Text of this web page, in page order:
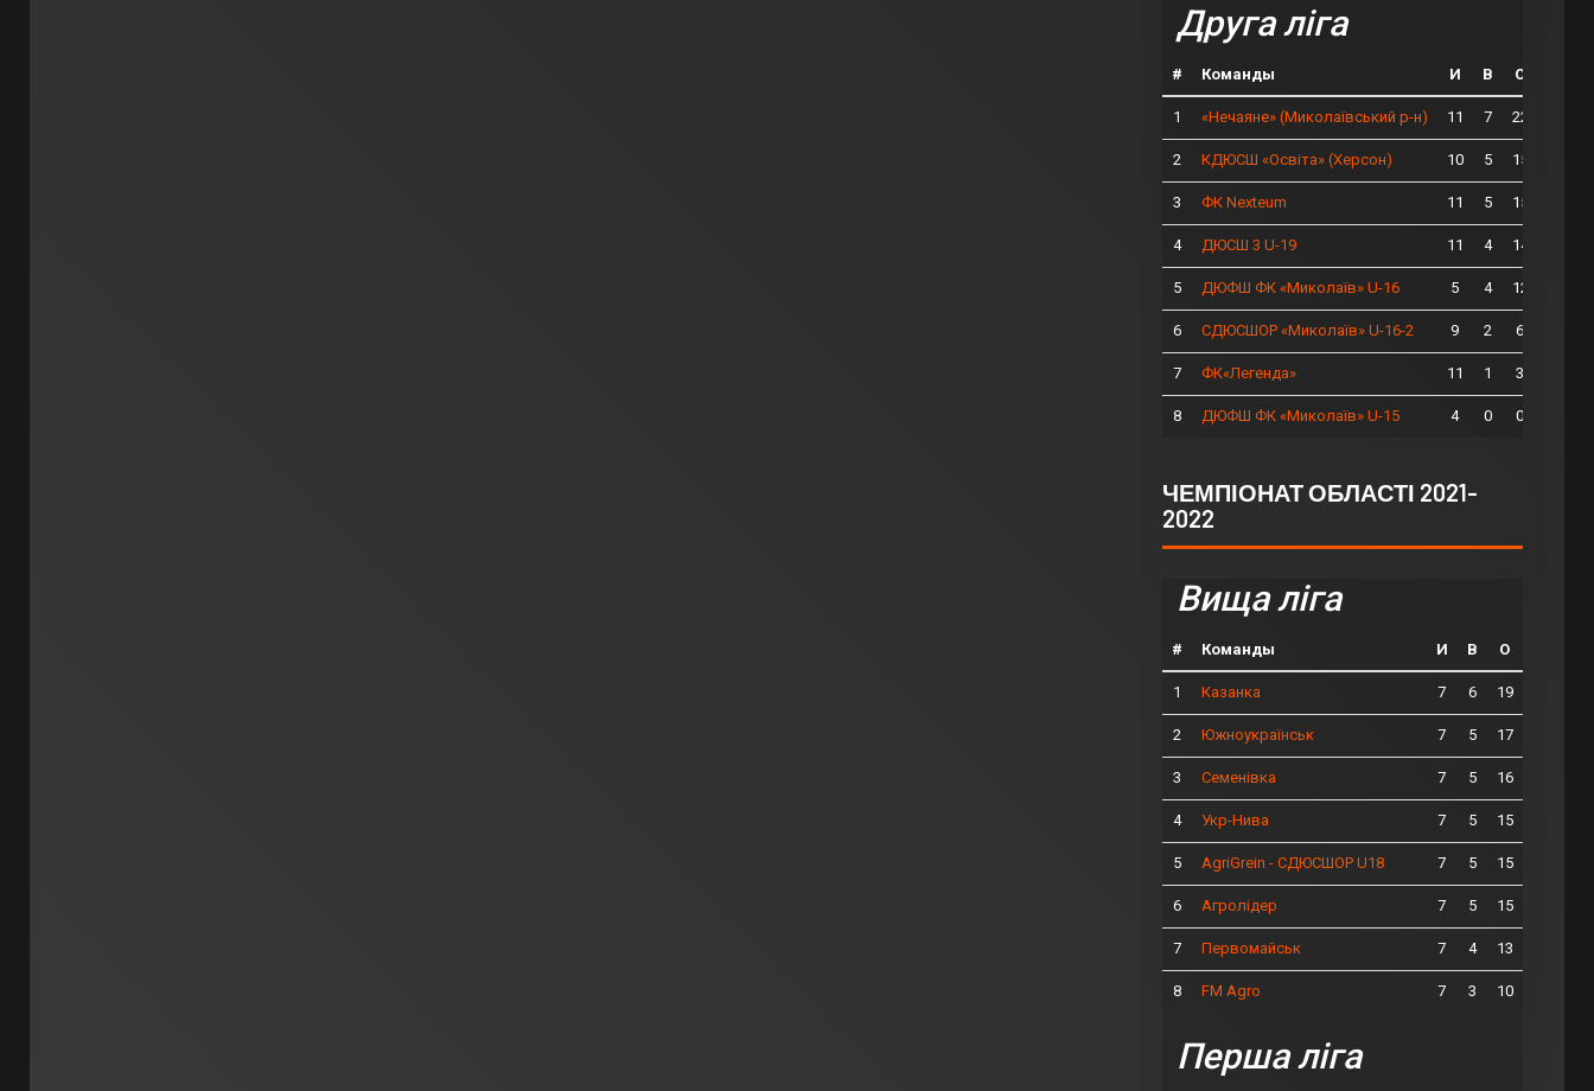
Друга ліга
# Команды И В О
1 «Нечаяне» (Миколаївський р-н) 11 7 22
2 КДЮСШ «Освіта» (Херсон) 10 5 15
3 ФК Nexteum 11 5 15
4 ДЮСШ 3 U-19 11 4 14
5 ДЮФШ ФК «Миколаїв» U-16 5 4 12
6 СДЮСШОР «Миколаїв» U-16-2 9 2 6
7 ФК«Легенда» 11 1 3
8 ДЮФШ ФК «Миколаїв» U-15 4 0 0
ЧЕМПІОНАТ ОБЛАСТІ 2021-
2022
Вища ліга
# Команды И В О
1 Казанка 7 6 19
2 Южноукраїнськ 7 5 17
3 Семенівка 7 5 16
4 Укр-Нива 7 5 15
5 AgriGrein - СДЮСШОР U18 7 5 15
6 Агролідер 7 5 15
7 Первомайськ 7 4 13
8 FM Agro 7 3 10
Перша ліга